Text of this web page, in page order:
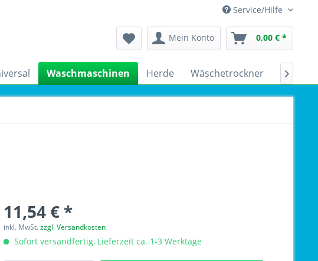
Service/Hilfe
Mein Konto 0,00 € *
Waschmaschinen Herde Wäschetrockner 
11,54 € *
inkl. MwSt.zzgl. Versandkosten
Sofort versandfertig, Lieferzeit ca. 1-3 Werktage